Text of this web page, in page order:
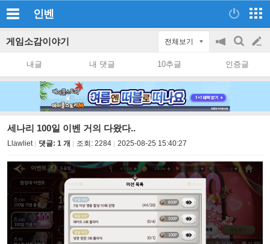
인벤
게임소감이야기 전체보기
공
on/off
검
색
글
쓰
내글 내 댓글 10추글 인증글
세나리 100일 이벤 거의 다왔다..
Llawliet 댓글: 1 개 조회: 2284 2025-08-25 15:40:27